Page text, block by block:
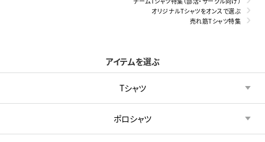
オリジナルTシャツをオンスで選ぶ
売れ筋Tシャツ特集
アイテムを選ぶ
Tシャツ
ポロシャツ